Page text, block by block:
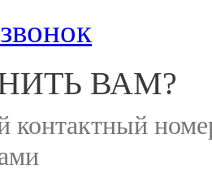
ВАМ?
контактный